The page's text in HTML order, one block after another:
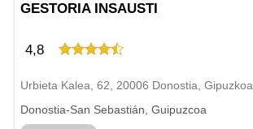
GESTORIA INSAUSTI
4,8
Urbieta Kalea, 62, 20006 Donostia, Gipuzkoa
Donostia-San Sebastián, Guipuzcoa